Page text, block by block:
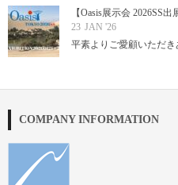
【Oasis展示会 2026SS
23 JAN '26
平素よりご愛顧いただ
COMPANY INFORMATION